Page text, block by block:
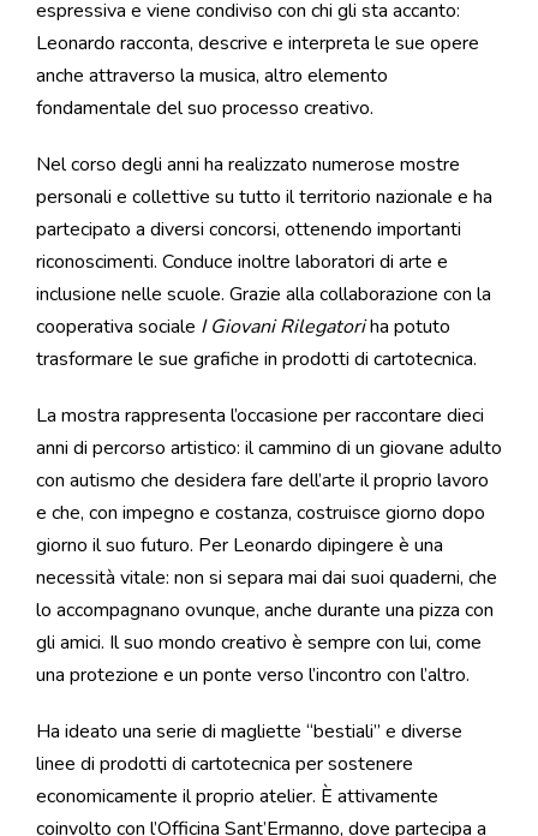
espressiva e viene condiviso con chi gli sta accanto:
Leonardo racconta, descrive e interpreta le sue opere
anche attraverso la musica, altro elemento
fondamentale del suo processo creativo.
Nel corso degli anni ha realizzato numerose mostre
personali e collettive su tutto il territorio nazionale e ha
partecipato a diversi concorsi, ottenendo importanti
riconoscimenti. Conduce inoltre laboratori di arte e
inclusione nelle scuole. Grazie alla collaborazione con la
cooperativa sociale I Giovani Rilegatoriha potuto
trasformare le sue grafiche in prodotti di cartotecnica.
La mostra rappresenta l’occasione per raccontare dieci
anni di percorso artistico: il cammino di un giovane adulto
con autismo che desidera fare dell’arte il proprio lavoro
e che, con impegno e costanza, costruisce giorno dopo
giorno il suo futuro. Per Leonardo dipingere è una
necessità vitale: non si separa mai dai suoi quaderni, che
lo accompagnano ovunque, anche durante una pizza con
gli amici. Il suo mondo creativo è sempre con lui, come
una protezione e un ponte verso l’incontro con l’altro.
Ha ideato una serie di magliette “bestiali” e diverse
linee di prodotti di cartotecnica per sostenere
economicamente il proprio atelier. È attivamente
coinvolto con l’Officina Sant’Ermanno, dove partecipa a